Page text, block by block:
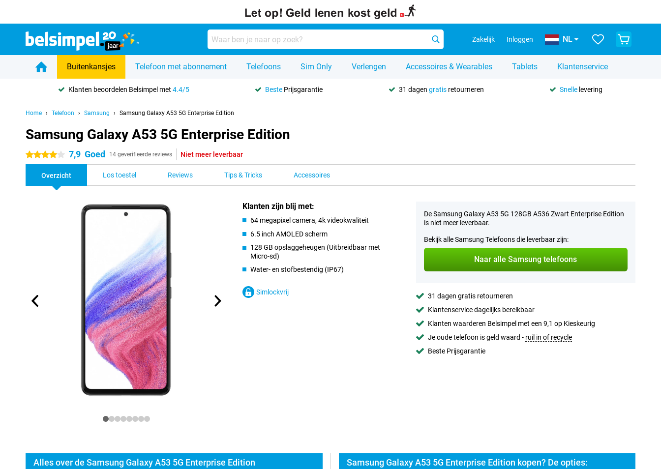
Zakelijk Inloggen NL
Buitenkansjes Telefoon met abonnement Telefoons Sim Only Verlengen Accessoires & Wearables Tablets Klantenservice
Klanten beoordelen Belsimpel met4.4/5 Beste Prijsgarantie 31 dagen gratisretourneren Snellelevering
Home Telefoon Samsung Samsung Galaxy A53 5G Enterprise Edition
Samsung Galaxy A53 5G Enterprise Edition
4 sterren 7,9 Goed 14 geverifieerde reviews Niet meer leverbaar
Overzicht Los toestel Reviews Tips & Tricks Accessoires
Klanten zijn blij met:
64 megapixel camera, 4k videokwaliteit
6.5 inch AMOLED scherm
128 GB opslaggeheugen (Uitbreidbaar met
Micro-sd)
Water- en stofbestendig (IP67)
Simlockvrij
De Samsung Galaxy A53 5G 128GB A536 Zwart Enterprise Edition
is niet meer leverbaar.
Bekijk alle Samsung Telefoons die leverbaar zijn:
Naar alle Samsung telefoons
31 dagen gratis retourneren
Klantenservice dagelijks bereikbaar
Klanten waarderen Belsimpel met een 9,1 op Kieskeurig
Je oude telefoon is geld waard - ruil in of recycle
Beste Prijsgarantie
Alles over de Samsung Galaxy A53 5G Enterprise Edition Samsung Galaxy A53 5G Enterprise Edition kopen? De opties: